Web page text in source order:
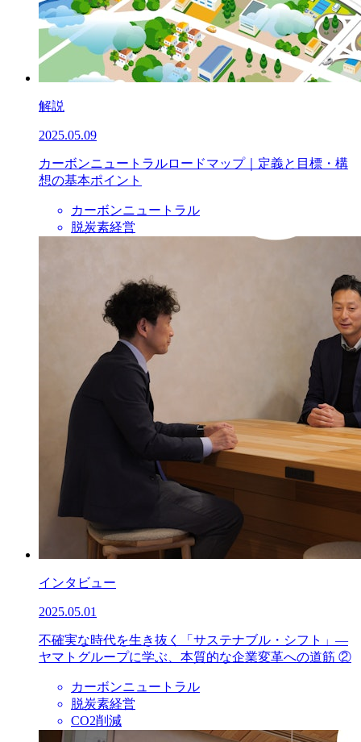
解説
2025.05.09
カーボンニュートラルロードマップ｜定義と目標・構
想の基本ポイント
カーボンニュートラル
脱炭素経営
インタビュー
2025.05.01
不確実な時代を生き抜く「サステナブル・シフト」—
ヤマトグループに学ぶ、本質的な企業変革への道筋 ②
カーボンニュートラル
脱炭素経営
CO2削減